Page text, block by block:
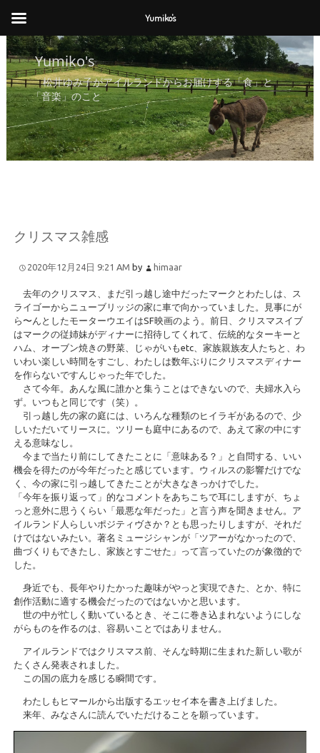
Yumiko's
松井ゆみ子がアイルランドからお届けする「食」と
「音楽」のこと
クリスマス雑感
2020年12月24日 9:21 AM by himaar
去年のクリスマス、まだ引っ越し途中だったマークとわたしは、ス
ライゴーからニューブリッジの家に車で向かっていました。見事にが
ら〜んとしたモーターウエイはSF映画のよう。前日、クリスマスイブ
はマークの従姉妹がディナーに招待してくれて、伝統的なターキーと
ハム、オーブン焼きの野菜、じゃがいもetc、家族親族友人たちと、わ
いわい楽しい時間をすごし、わたしは数年ぶりにクリスマスディナー
を作らないですんじゃった年でした。
さて今年。あんな風に誰かと集うことはできないので、夫婦水入ら
ず。いつもと同じです（笑）。
引っ越し先の家の庭には、いろんな種類のヒイラギがあるので、少
しいただいてリースに。ツリーも庭中にあるので、あえて家の中にす
える意味なし。
今まで当たり前にしてきたことに「意味ある？」と自問する、いい
機会を得たのが今年だったと感じています。ウィルスの影響だけでな
く、今の家に引っ越してきたことが大きなきっかけでした。
「今年を振り返って」的なコメントをあちこちで耳にしますが、ちょ
っと意外に思うくらい「最悪な年だった」と言う声を聞きません。ア
イルランド人らしいポジティヴさか？とも思ったりしますが、それだ
けではないみたい。著名ミュージシャンが「ツアーがなかったので、
曲づくりもできたし、家族とすごせた」って言っていたのが象徴的で
した。
身近でも、長年やりたかった趣味がやっと実現できた、とか、特に
創作活動に適する機会だったのではないかと思います。
世の中が忙しく動いているとき、そこに巻き込まれないようにしな
がらものを作るのは、容易いことではありません。
アイルランドではクリスマス前、そんな時期に生まれた新しい歌が
たくさん発表されました。
この国の底力を感じる瞬間です。
わたしもヒマールから出版するエッセイ本を書き上げました。
来年、みなさんに読んでいただけることを願っています。
Yumiko's
Yumiko's